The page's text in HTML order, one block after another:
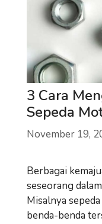
3 Cara
Sepeda
November 19,
Berbagai
seseorang
Misalnya
benda-benda